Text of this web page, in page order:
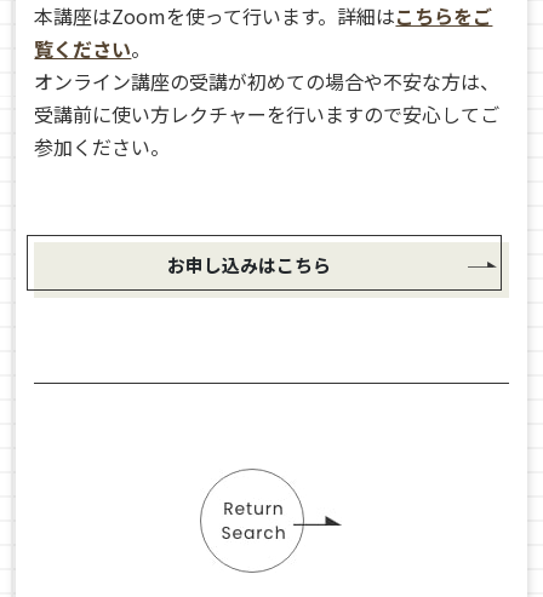
本講座はZoomを使って行います。詳細はこちらをご
覧ください。
オンライン講座の受講が初めての場合や不安な方は、
受講前に使い方レクチャーを行いますので安心してご
参加ください。
お申し込みはこちら